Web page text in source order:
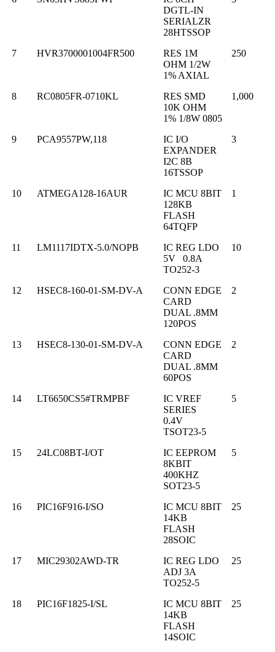
DGTL-IN
SERIALZR
28HTSSOP
7 HVR3700001004FR500
RES 1M
OHM 1/2W
1% AXIAL
250
8 RC0805FR-0710KL
RES SMD
10K OHM
1% 1/8W 0805
1,000
9 PCA9557PW,118
IC I/O
EXPANDER
I2C 8B
16TSSOP
3
10 ATMEGA128-16AUR
IC MCU 8BIT
128KB
FLASH
64TQFP
1
11 LM1117IDTX-5.0/NOPB
IC REG LDO
5V 0.8A
TO252-3
10
12 HSEC8-160-01-SM-DV-A
CONN EDGE
CARD
DUAL .8MM
120POS
2
13 HSEC8-130-01-SM-DV-A
CONN EDGE
CARD
DUAL .8MM
60POS
2
14 LT6650CS5#TRMPBF
IC VREF
SERIES
0.4V
TSOT23-5
5
15 24LC08BT-I/OT
IC EEPROM
8KBIT
400KHZ
SOT23-5
5
16 PIC16F916-I/SO
IC MCU 8BIT
14KB
FLASH
28SOIC
25
17 MIC29302AWD-TR
IC REG LDO
ADJ 3A
TO252-5
25
18 PIC16F1825-I/SL
IC MCU 8BIT
14KB
FLASH
14SOIC
25